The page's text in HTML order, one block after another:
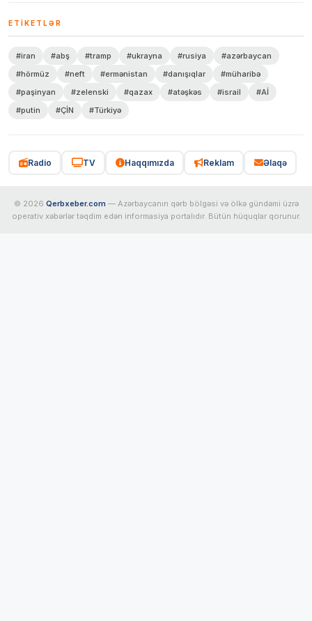
ETIKETLƏR
#iran #abş #tramp #ukrayna #rusiya
#azərbaycan
#hörmüz
#neft #ermənistan #danışıqlar
#müharibə
#paşinyan
#zelenski #qazax #atəşkəs #israil
#Aİ
#putin
#ÇİN #Türkiyə
Radio TV Haqqımızda Reklam Əlaqə
© 2026 Qerbxeber.com — Azərbaycanın qərb bölgəsi və ölkə gündəmi üzrə
operativ xəbərlər təqdim edən informasiya portalıdır. Bütün hüquqlar qorunur.